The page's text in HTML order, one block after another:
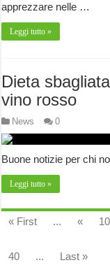
apprezzare nelle …
Leggi tutto »
Dieta
vino rosso
News 0
Buone notizie per chi
Leggi tutto »
« First ... « 10
40
... Last »